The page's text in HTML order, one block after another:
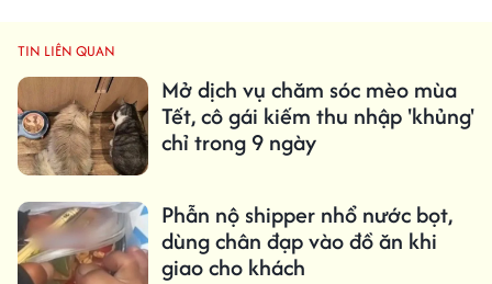
TIN LIÊN QUAN
Mở dịch vụ chăm sóc mèo mùa
Tết, cô gái kiếm thu nhập 'khủng'
chỉ trong 9 ngày
Phẫn nộ shipper nhổ nước bọt,
dùng chân đạp vào đồ ăn khi
giao cho khách